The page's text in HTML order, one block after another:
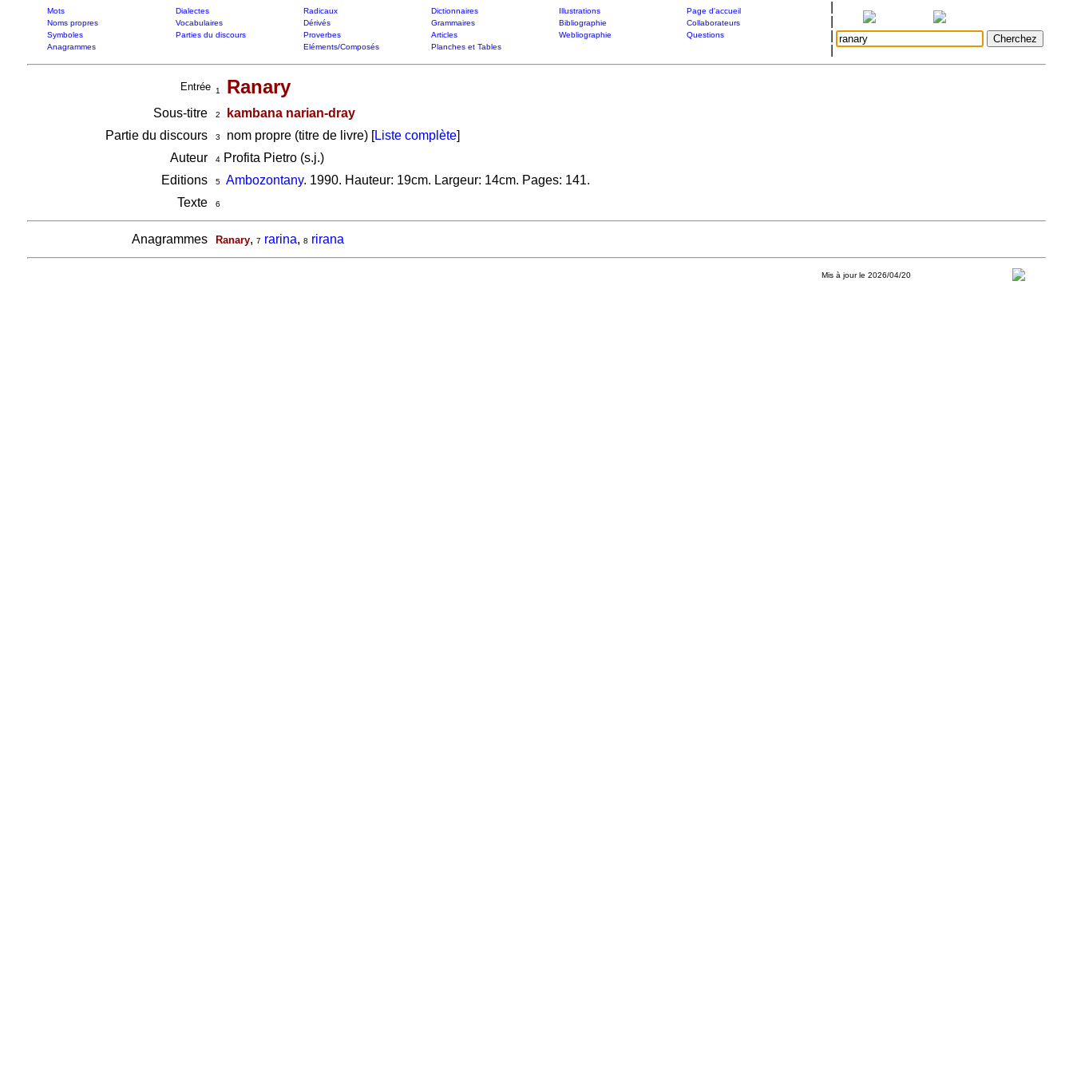
Mots Dialectes Radicaux Dictionnaires Illustrations
Page d'accueil
Noms propres
Vocabulaires Dérivés Grammaires Bibliographie
Collaborateurs
Symboles
Parties du discours Proverbes Articles Webliographie
Questions
Anagrammes
Eléments/Composés Planches et Tables
Entrée 1 Ranary
Sous-titre 2
kambana narian-dray
Partie du discours
3 nom propre (titre de livre) [Liste complète]
Auteur
4Profita Pietro (s.j.)
Editions
5 Ambozontany. 1990. Hauteur: 19cm. Largeur: 14cm. Pages: 141.
Texte
6
Anagrammes Ranary, 7 rarina, 8 rirana
Mis à jour le 2026/04/20